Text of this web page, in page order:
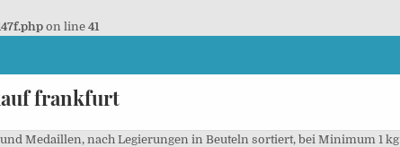
on line 41
frankfurt
Medaillen, nach Legierungen in Beuteln sortiert, bei Minimum 1 kg